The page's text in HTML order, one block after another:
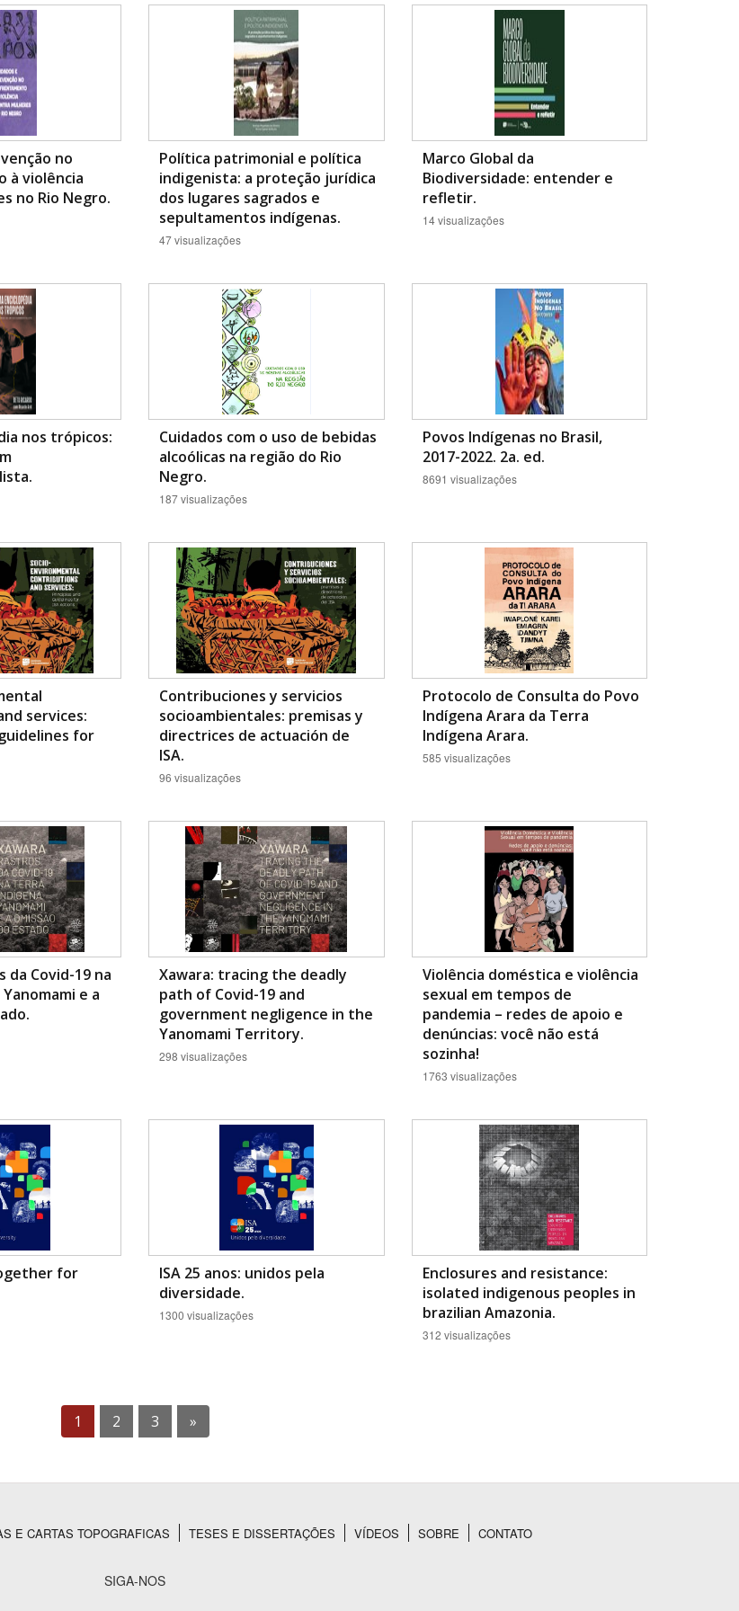
no
à violência
no Rio Negro.
Política patrimonial e política
indigenista: a proteção jurídica
dos lugares sagrados e
sepultamentos indígenas.
47 visualizações
Marco Global da
Biodiversidade: entender e
refletir.
14 visualizações
nos trópicos:
Cuidados com o uso de bebidas
alcoólicas na região do Rio
Negro.
187 visualizações
Povos Indígenas no Brasil,
2017-2022. 2a. ed.
8691 visualizações
services:
for
Contribuciones y servicios
socioambientales: premisas y
directrices de actuación de
ISA.
96 visualizações
Protocolo de Consulta do Povo
Indígena Arara da Terra
Indígena Arara.
585 visualizações
da Covid-19 na
e a
Xawara: tracing the deadly
path of Covid-19 and
government negligence in the
Yanomami Territory.
298 visualizações
Violência doméstica e violência
sexual em tempos de
pandemia – redes de apoio e
denúncias: você não está
sozinha!
1763 visualizações
for
ISA 25 anos: unidos pela
diversidade.
1300 visualizações
Enclosures and resistance:
isolated indigenous peoples in
brazilian Amazonia.
312 visualizações
1 2 3 »
E CARTAS TOPOGRAFICAS TESES E DISSERTAÇÕES VÍDEOS SOBRE CONTATO
SIGA-NOS